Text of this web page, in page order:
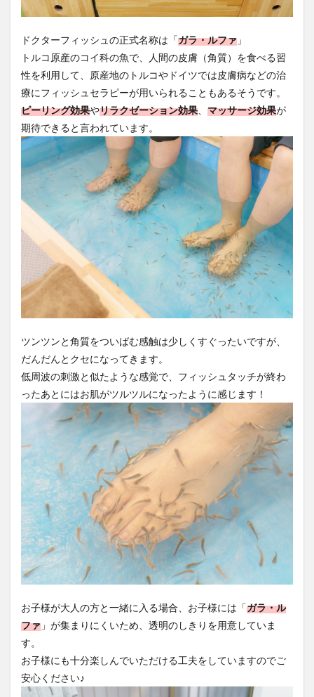
ドクターフィッシュの正式名称は「ガラ・ルファ」
トルコ原産のコイ科の魚で、人間の皮膚（角質）を食べる習
性を利用して、原産地のトルコやドイツでは皮膚病などの治
療にフィッシュセラピーが用いられることもあるそうです。
ピーリング効果
や リラクゼーション効果 、 マッサージ効果
期待できると言われています。
ツンツンと角質をついばむ感触は少しくすぐったいですが、
だんだんとクセになってきます。
低周波の刺激と似たような感覚で、フィッシュタッチが終わ
ったあとにはお肌がツルツルになったように感じます！
お子様が大人の方と一緒に入る場合、お子様には「ガラ・ル
ファ」が集まりにくいため、透明のしきりを用意していま
す。
お子様にも十分楽しんでいただける工夫をしていますのでご
安心ください♪